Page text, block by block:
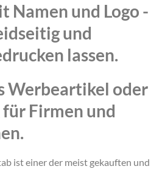
Namen und Logo -
und
lassen.
Werbeartikel oder
für Firmen und
ist einer der meist gekauften und